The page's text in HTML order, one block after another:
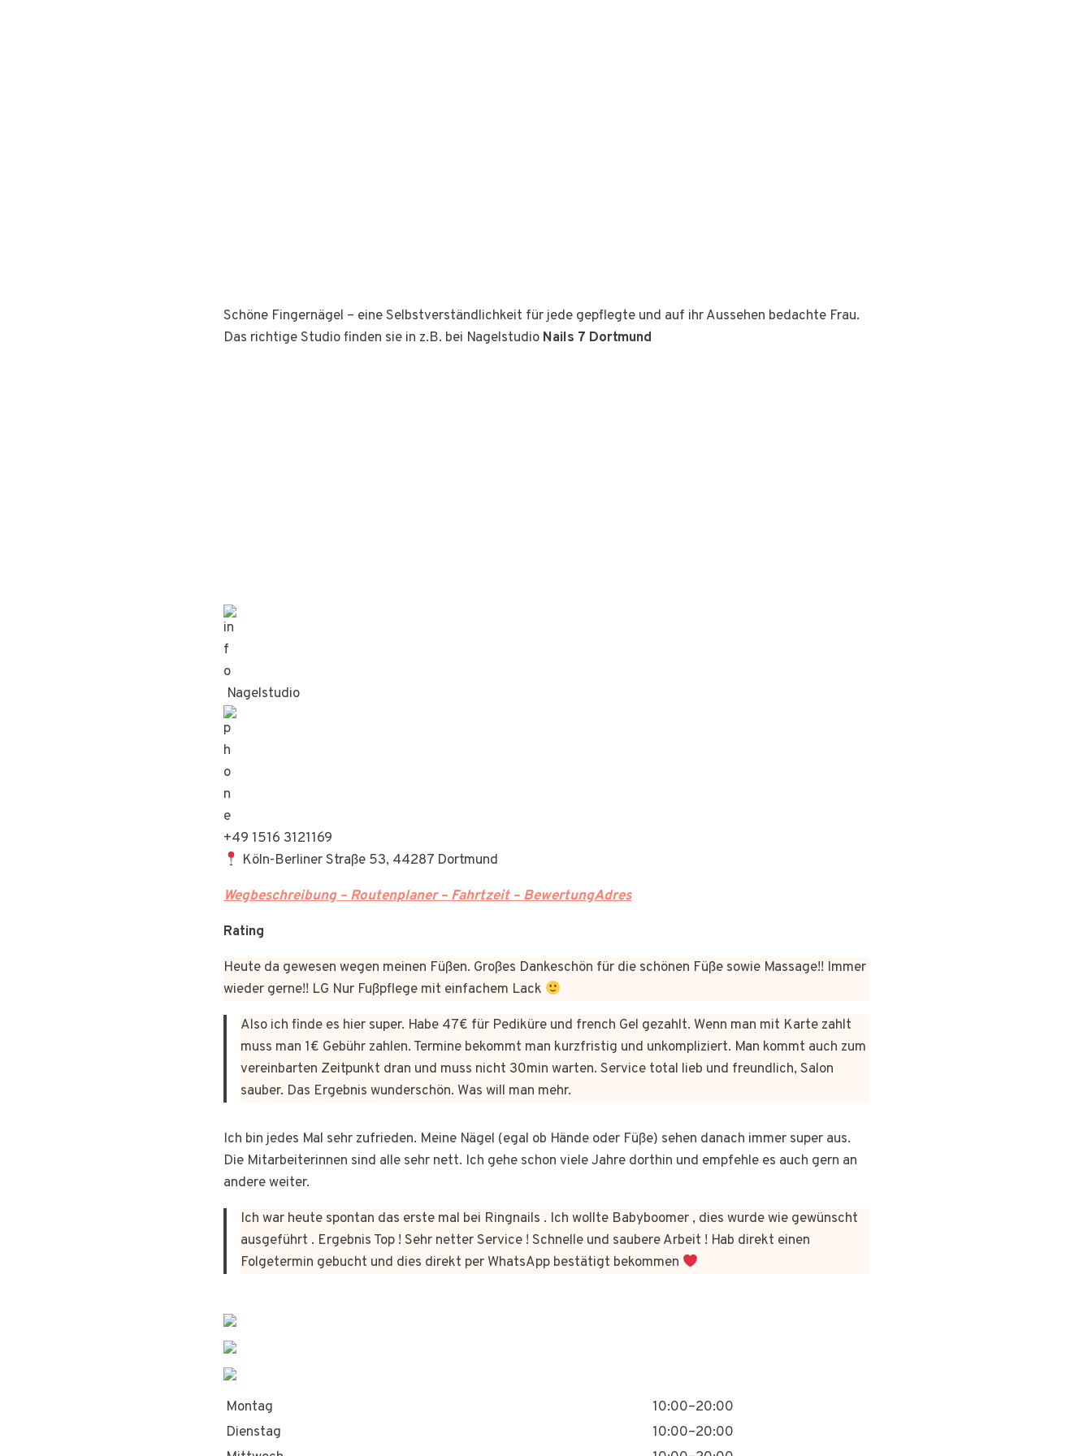
Schöne Fingernägel – eine Selbstverständlichkeit für jede gepflegte und auf ihr Aussehen bedachte Frau.
Das richtige Studio finden sie in z.B. bei Nagelstudio Nails 7 Dortmund
Nagelstudio
+49 1516 3121169
Köln-Berliner Straße 53, 44287 Dortmund
Wegbeschreibung – Routenplaner – Fahrtzeit – BewertungAdres
Rating
Heute da gewesen wegen meinen Füßen. Großes Dankeschön für die schönen Füße sowie Massage!! Immer
wieder gerne!! LG Nur Fußpflege mit einfachem Lack
Also ich finde es hier super. Habe 47€ für Pediküre und french Gel gezahlt. Wenn man mit Karte zahlt
muss man 1€ Gebühr zahlen. Termine bekommt man kurzfristig und unkompliziert. Man kommt auch zum
vereinbarten Zeitpunkt dran und muss nicht 30min warten. Service total lieb und freundlich, Salon
sauber. Das Ergebnis wunderschön. Was will man mehr.
Ich bin jedes Mal sehr zufrieden. Meine Nägel (egal ob Hände oder Füße) sehen danach immer super aus.
Die Mitarbeiterinnen sind alle sehr nett. Ich gehe schon viele Jahre dorthin und empfehle es auch gern an
andere weiter.
Ich war heute spontan das erste mal bei Ringnails . Ich wollte Babyboomer , dies wurde wie gewünscht
ausgeführt . Ergebnis Top ! Sehr netter Service ! Schnelle und saubere Arbeit ! Hab direkt einen
Folgetermin gebucht und dies direkt per WhatsApp bestätigt bekommen
Montag
10:00–20:00
Dienstag
10:00–20:00